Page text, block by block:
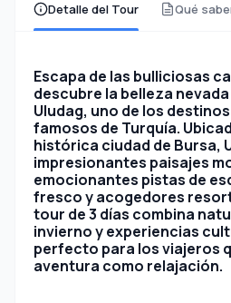
Detalle del Tour Qué
Escapa de las bulliciosas
descubre la belleza
Uludag, uno de los
famosos de Turquía.
histórica ciudad de Bursa,
impresionantes paisajes
emocionantes pistas de
fresco y acogedores
tour de 3 días combina
invierno y experiencias
perfecto para los viajeros
aventura como relajación.